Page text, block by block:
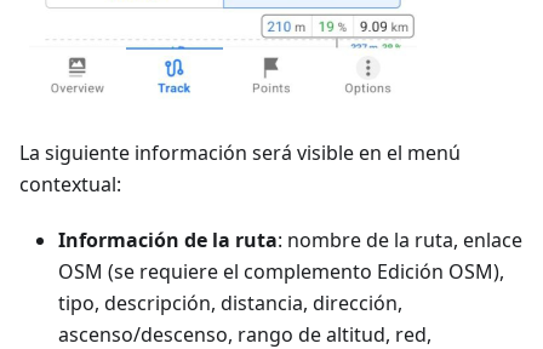
La siguiente información será visible en el menú
contextual:
Información de la ruta: nombre de la ruta, enlace
OSM (se requiere el complemento Edición OSM),
tipo, descripción, distancia, dirección,
ascenso/descenso, rango de altitud, red,